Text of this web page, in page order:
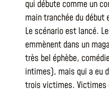
qui débute comme un
main tranchée du début
Le scénario est lancé.
emmènent dans un
très bel éphèbe,
intimes), mais qui a eu
trois victimes.